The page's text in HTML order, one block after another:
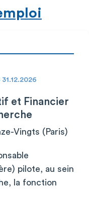
31.12.2026
et Financier
Vingts (Paris)
pilote, au sein
la fonction